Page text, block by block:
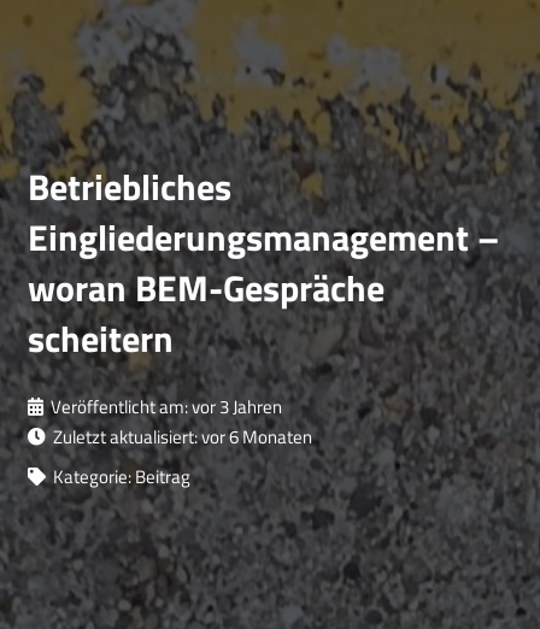
Betriebliches
Eingliederungsmanagement –
woran BEM-Gespräche
scheitern
Veröffentlicht am:vor 3 Jahren
Zuletzt aktualisiert:vor 6 Monaten
Kategorie:Beitrag